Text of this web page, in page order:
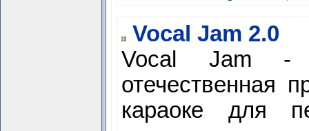
Vocal Jam 2.0
Vocal Jam -
отечественная
караоке для